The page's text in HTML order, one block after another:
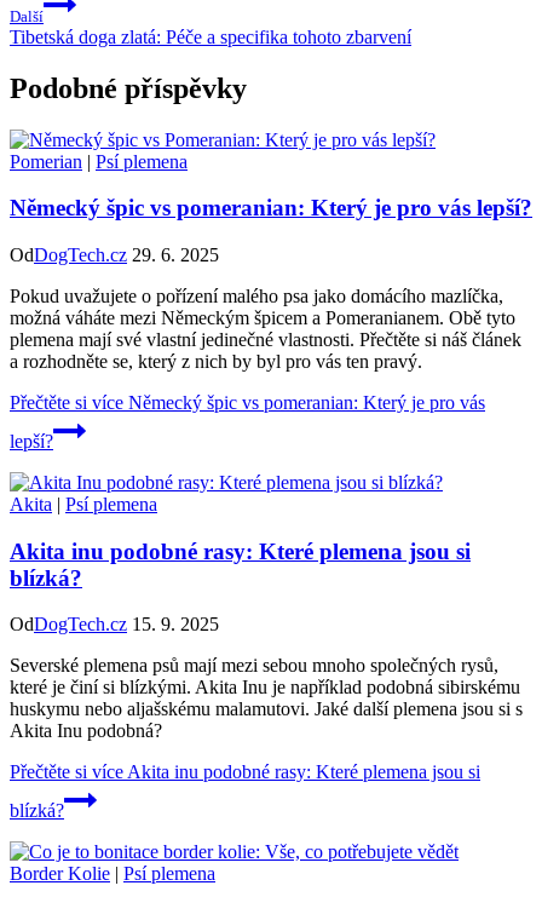
Další
Tibetská doga zlatá: Péče a specifika tohoto zbarvení
Podobné příspěvky
Pomerian | Psí plemena
Německý špic vs pomeranian: Který je pro vás lepší?
OdDogTech.cz 29. 6. 2025
Pokud uvažujete o pořízení malého psa jako domácího mazlíčka,
možná váháte mezi Německým špicem a Pomeranianem. Obě tyto
plemena mají své vlastní jedinečné vlastnosti. Přečtěte si náš článek
a rozhodněte se, který z nich by byl pro vás ten pravý.
Přečtěte si více Německý špic vs pomeranian: Který je pro vás
lepší?
Akita | Psí plemena
Akita inu podobné rasy: Které plemena jsou si
blízká?
OdDogTech.cz 15. 9. 2025
Severské plemena psů mají mezi sebou mnoho společných rysů,
které je činí si blízkými. Akita Inu je například podobná sibirskému
huskymu nebo aljašskému malamutovi. Jaké další plemena jsou si s
Akita Inu podobná?
Přečtěte si více Akita inu podobné rasy: Které plemena jsou si
blízká?
Border Kolie | Psí plemena